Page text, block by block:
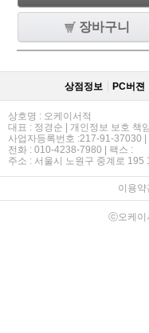
장바구니
상점정보 PC버젼
상호명 : 오케이서적
대표 : 정경순 | 개인정보 보호 책
사업자등록번호 :217-91-37030
전화 : 010-4238-7980 | 팩스 :
주소 : 서울시 노원구 중계로
이용약
ⓒ오케이